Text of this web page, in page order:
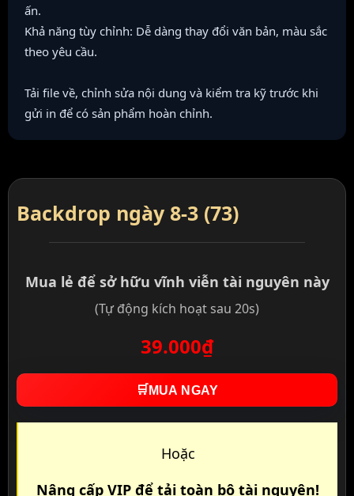
ấn.
Khả năng tùy chỉnh: Dễ dàng thay đổi văn bản, màu sắc
theo yêu cầu.
Tải file về, chỉnh sửa nội dung và kiểm tra kỹ trước khi
gửi in để có sản phẩm hoàn chỉnh.
Backdrop ngày 8-3 (73)
Mua lẻ để sở hữu vĩnh viễn tài nguyên này
(Tự động kích hoạt sau 20s)
39.000₫
🛒 MUA NGAY
Hoặc
Nâng cấp VIP để tải toàn bộ tài nguyên!